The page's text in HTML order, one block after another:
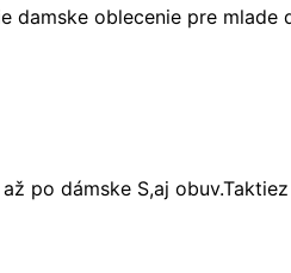
damske oblecenie pre mlade
po dámske S,aj